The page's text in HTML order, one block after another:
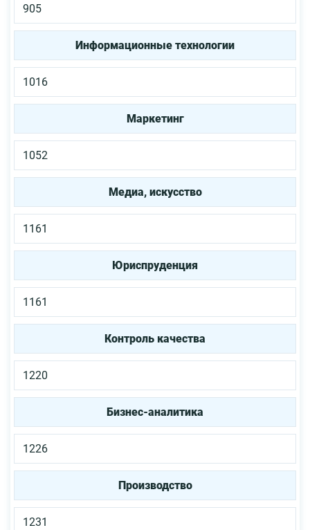
905
Информационные технологии
1016
Маркетинг
1052
Медиа, искусство
1161
Юриспруденция
1161
Контроль качества
1220
Бизнес-аналитика
1226
Производство
1231